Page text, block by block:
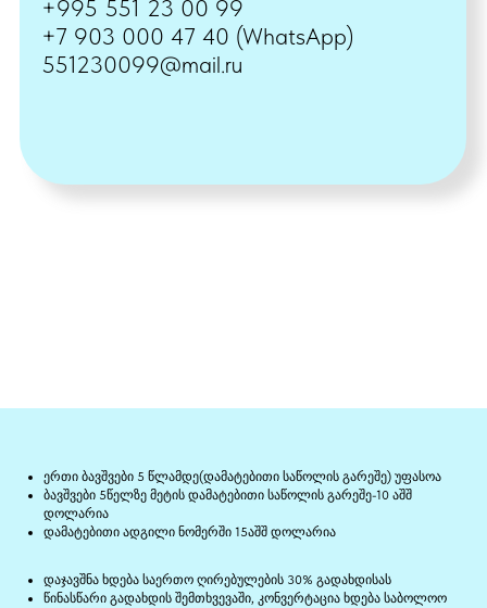
ერთი ბავშვები 5 წლამდე(დამატებითი საწოლის გარეშე) უფასოა
ბავშვები 5წელზე მეტის დამატებითი საწოლის გარეშე-10 აშშ
დოლარია
დამატებითი ადგილი ნომერში 15აშშ დოლარია
დაჯავშნა ხდება საერთო ღირებულების 30% გადახდისას
წინასწარი გადახდის შემთხვევაში, კონვერტაცია ხდება საბოლოო
საქართველო, ქვეყანა
საქართველო,ოზურგეთის
ნახეთ რუკაზე